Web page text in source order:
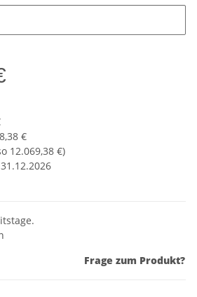
€
12.069,38 €)
Frage zum Produkt?